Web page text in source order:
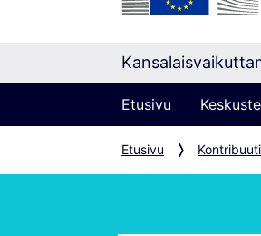
Etusivu
Etusivu